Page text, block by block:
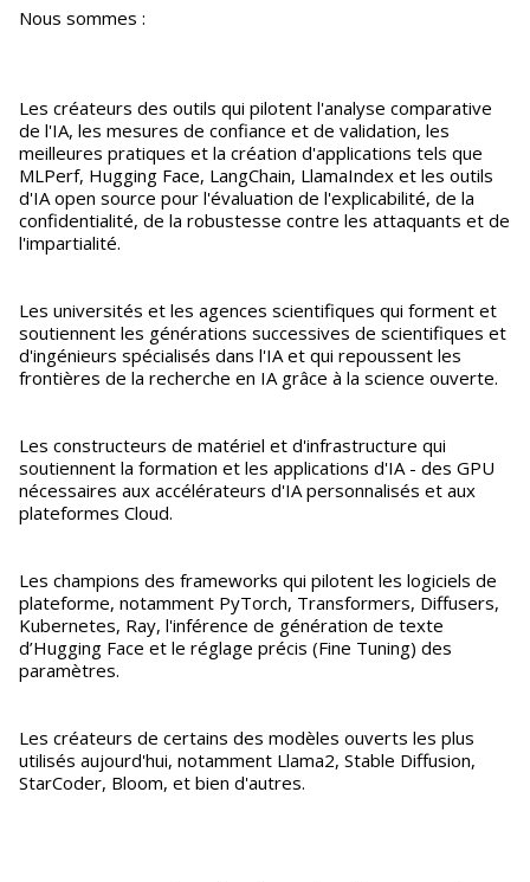
Nous sommes :
Les créateurs des outils qui pilotent l'analyse comparative
de l'IA, les mesures de confiance et de validation, les
meilleures pratiques et la création d'applications tels que
MLPerf, Hugging Face, LangChain, LlamaIndex et les outils
d'IA open source pour l'évaluation de l'explicabilité, de la
confidentialité, de la robustesse contre les attaquants et de
l'impartialité.
Les universités et les agences scientifiques qui forment et
soutiennent les générations successives de scientifiques et
d'ingénieurs spécialisés dans l'IA et qui repoussent les
frontières de la recherche en IA grâce à la science ouverte.
Les constructeurs de matériel et d'infrastructure qui
soutiennent la formation et les applications d'IA - des GPU
nécessaires aux accélérateurs d'IA personnalisés et aux
plateformes Cloud.
Les champions des frameworks qui pilotent les logiciels de
plateforme, notamment PyTorch, Transformers, Diffusers,
Kubernetes, Ray, l'inférence de génération de texte
d’Hugging Face et le réglage précis (Fine Tuning) des
paramètres.
Les créateurs de certains des modèles ouverts les plus
utilisés aujourd'hui, notamment Llama2, Stable Diffusion,
StarCoder, Bloom, et bien d'autres.